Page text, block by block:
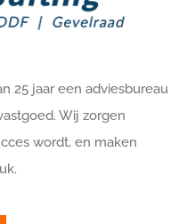
25 jaar een adviesbureau
Wij zorgen
wordt, en maken